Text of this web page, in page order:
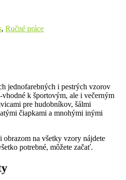
, Ručné práce
jednofarebných i pestrých vzorov
k športovým, ale i večerným
pre hudobníkov, šálmi
čiapkami a mnohými inými
na všetky vzory nájdete
potrebné, môžete začať.